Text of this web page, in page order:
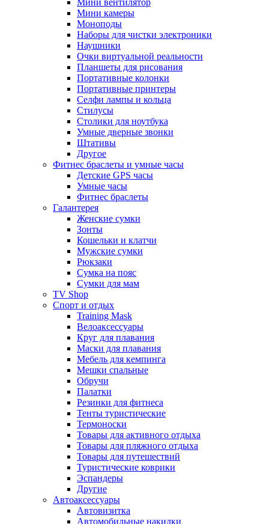
Мини вентилятор
Мини камеры
Моноподы
Наборы для чистки электроники
Наушники
Очки виртуальной реальности
Планшеты для рисования
Портативные колонки
Портативные принтеры
Селфи лампы и кольца
Стилусы
Столики для ноутбука
Умные дверные звонки
Штативы
Другое
Фитнес браслеты и умные часы
Детские GPS часы
Умные часы
Фитнес браслеты
Галантерея
Женские сумки
Зонты
Кошельки и клатчи
Мужские сумки
Рюкзаки
Сумка на пояс
Сумки для мам
TV Shop
Спорт и отдых
Training Mask
Велоаксессуары
Круг для плавания
Маски для плавания
Мебель для кемпинга
Мешки спальные
Обручи
Палатки
Резинки для фитнеса
Тенты туристические
Термоноски
Товары для активного отдыха
Товары для пляжного отдыха
Товары для путешествий
Туристические коврики
Эспандеры
Другие
Автоаксессуары
Автовизитка
Автомобильные накидки